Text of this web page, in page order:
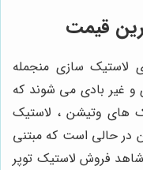
قیمت
لاستیک سازی منجمله
غیر بادی می شوند که
های وتیشن ، لاستیک
در حالی است که مبتنی
شاهد فروش لاستیک توپر